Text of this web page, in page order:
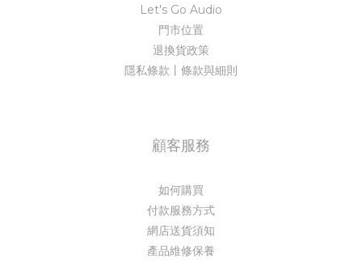
Let's Go Audio
門市位置
退換貨政策
隱私條款丨條款與細則
顧客服務
如何購買
付款服務方式
網店送貨須知
產品維修保養